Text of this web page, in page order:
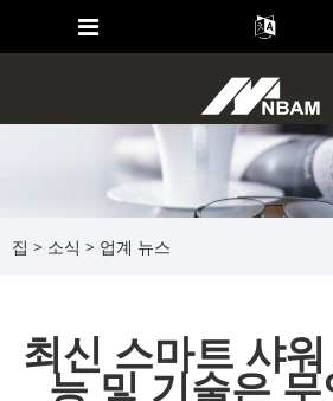
집 > 소식 > 업계 뉴스
최신 스마트 샤
능 및 기술은